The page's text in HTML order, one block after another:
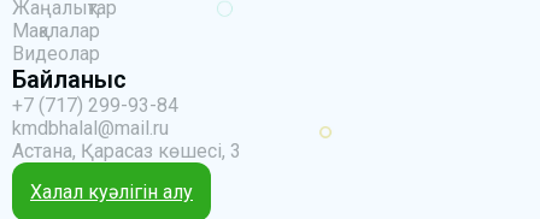
Жаңалықтар
Мақалалар
Видеолар
Байланыс
+7 (717) 299-93-84
kmdbhalal@mail.ru
Астана, Қарасаз көшесі, 3
Халал куәлігін алу